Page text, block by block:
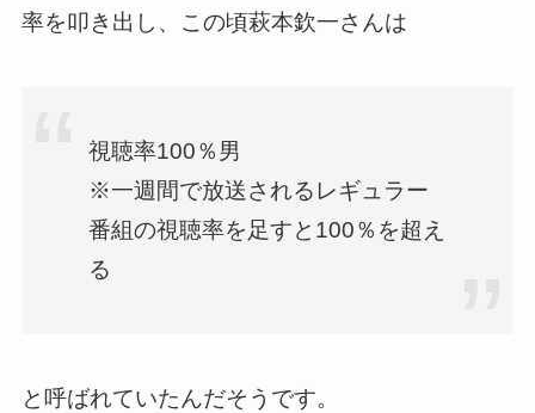
率を叩き出し、この頃萩本欽一さんは
視聴率100％男
※一週間で放送されるレギュラー
番組の視聴率を足すと100％を超え
る
と呼ばれていたんだそうです。